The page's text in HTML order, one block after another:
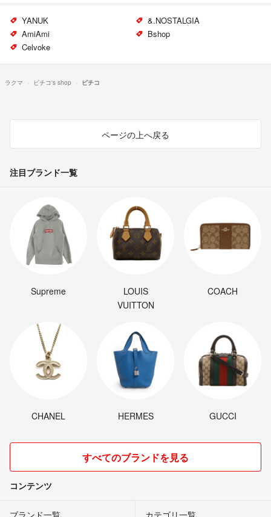
YANUK
&.NOSTALGIA
AmiAmi
Bshop
Celvoke
ラクマ ピチコ's shop ピチコ
ページの上へ戻る
注目ブランド一覧
Supreme
LOUIS
VUITTON
COACH
CHANEL HERMES GUCCI
すべてのブランドを見る
コンテンツ
ブランド一覧 カテゴリ一覧